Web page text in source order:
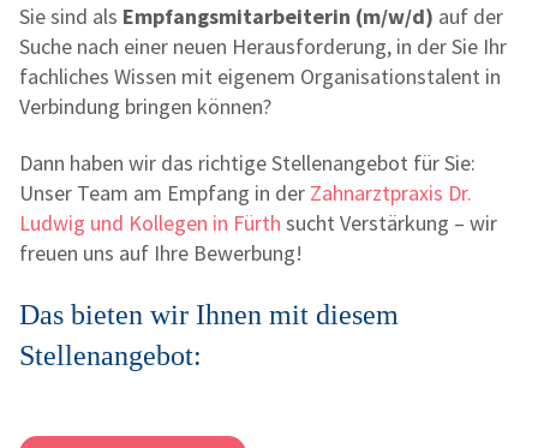
Sie sind als Empfangsmitarbeiterin (m/w/d) auf der
Suche nach einer neuen Herausforderung, in der Sie Ihr
fachliches Wissen mit eigenem Organisationstalent in
Verbindung bringen können?
Dann haben wir das richtige Stellenangebot für Sie:
Unser Team am Empfang in der Zahnarztpraxis Dr.
Ludwig und Kollegen in Fürth sucht Verstärkung – wir
freuen uns auf Ihre Bewerbung!
Das bieten wir Ihnen mit diesem
Stellenangebot: